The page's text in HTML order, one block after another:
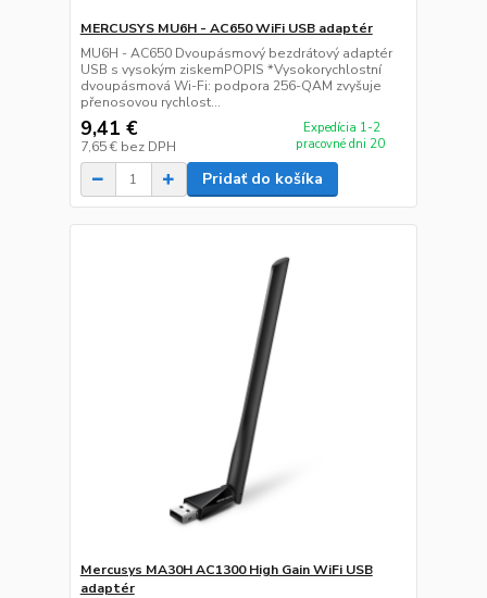
MERCUSYS MU6H - AC650 WiFi USB adaptér
MU6H - AC650 Dvoupásmový bezdrátový adaptér
USB s vysokým ziskemPOPIS *Vysokorychlostní
dvoupásmová Wi-Fi: podpora 256-QAM zvyšuje
přenosovou rychlost...
9,41 €
7,65 € bez DPH
Expedícia 1-2
pracovné dni 20
Pridať do košíka
Mercusys MA30H AC1300 High Gain WiFi USB
adaptér